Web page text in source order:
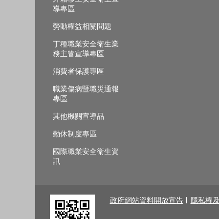
導專區
勞動權益相關問題
丁種職業安全衛生業
務主管宣導專區
消費者保護專區
職業傷病暨職災通報
專區
其他機關宣導品
勤休制度專區
國際職業安全衛生資
訊
政府網站資料開放宣告 隱私權